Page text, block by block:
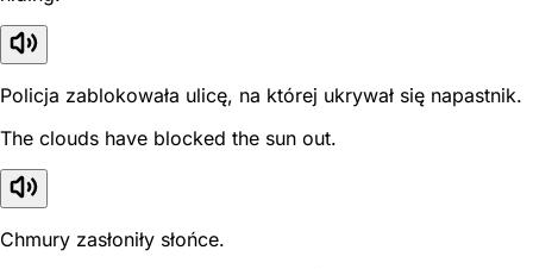
Policja zablokowała ulicę, na której ukrywał się napastnik.
The clouds have blocked the sun out.
Chmury zasłoniły słońce.